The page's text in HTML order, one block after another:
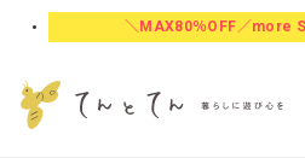
＼MAX80％OFF／more